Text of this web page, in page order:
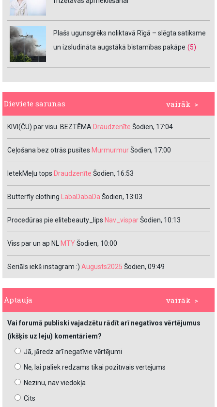
Plašs ugunsgrēks noliktavā Rīgā – slēgta satiksme
un izsludināta augstākā bīstamības pakāpe (5)
vairāk >
Dieviete sarunas
KIVI(ČU) par visu. BEZTĒMA Draudzenīte Šodien, 17:04
Ceļošana bez otrās pusītes MurmurmurŠodien, 17:00
IetekMeļu tops Draudzenīte Šodien, 16:53
Butterfly clothing LabaDabaDa Šodien, 13:03
Procedūras pie elitebeauty_lips Nav_visparŠodien, 10:13
Viss par un ap NL MTYŠodien, 10:00
Seriāls iekš instagram :) Augusts2025 Šodien, 09:49
vairāk >
Aptauja
Vai forumā publiski vajadzētu rādīt arī negatīvos vērtējumus
(īkšķis uz leju) komentāriem?
Jā, jāredz arī negatīvie vērtējumi
Nē, lai paliek redzams tikai pozitīvais vērtējums
Nezinu, nav viedokļa
Cits